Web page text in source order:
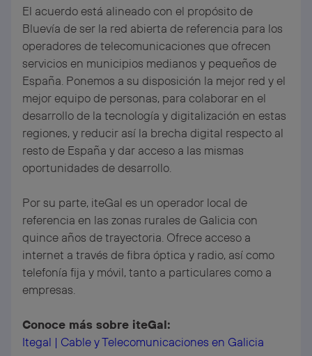
El acuerdo está alineado con el propósito de
Bluevía de ser la red abierta de referencia para los
operadores de telecomunicaciones que ofrecen
servicios en municipios medianos y pequeños de
España. Ponemos a su disposición la mejor red y el
mejor equipo de personas, para colaborar en el
desarrollo de la tecnología y digitalización en estas
regiones, y reducir así la brecha digital respecto al
resto de España y dar acceso a las mismas
oportunidades de desarrollo.
Por su parte, iteGal es un operador local de
referencia en las zonas rurales de Galicia con
quince años de trayectoria. Ofrece acceso a
internet a través de fibra óptica y radio, así como
telefonía fija y móvil, tanto a particulares como a
empresas.
Conoce más sobre iteGal:
Itegal | Cable y Telecomunicaciones en Galicia